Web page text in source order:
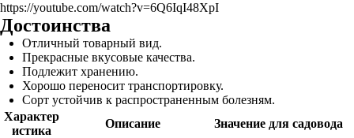
https://youtube.com/watch?v=6Q6IqI48XpI
Достоинства
Отличный товарный вид.
Прекрасные вкусовые качества.
Подлежит хранению.
Хорошо переносит транспортировку.
Сорт устойчив к распространенным болезням.
Характер
истика
Описание
Значение для садовода